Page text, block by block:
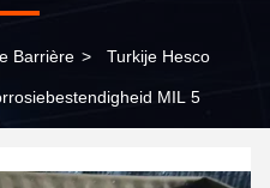
Barrière > Turkije Hesco
MIL 5